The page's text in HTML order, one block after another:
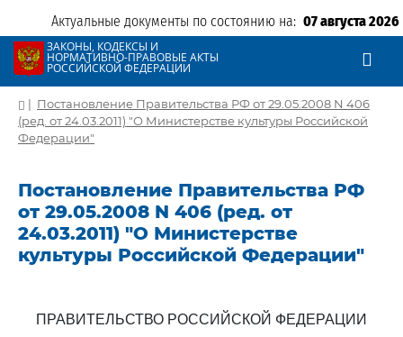
Актуальные документы по состоянию на: 07 августа 2026
ЗАКОНЫ, КОДЕКСЫ И
НОРМАТИВНО-ПРАВОВЫЕ АКТЫ
РОССИЙСКОЙ ФЕДЕРАЦИИ
| Постановление Правительства РФ от 29.05.2008 N 406
(ред. от 24.03.2011) "О Министерстве культуры Российской
Федерации"
Постановление Правительства РФ
от 29.05.2008 N 406 (ред. от
24.03.2011) "О Министерстве
культуры Российской Федерации"
ПРАВИТЕЛЬСТВО РОССИЙСКОЙ ФЕДЕРАЦИИ